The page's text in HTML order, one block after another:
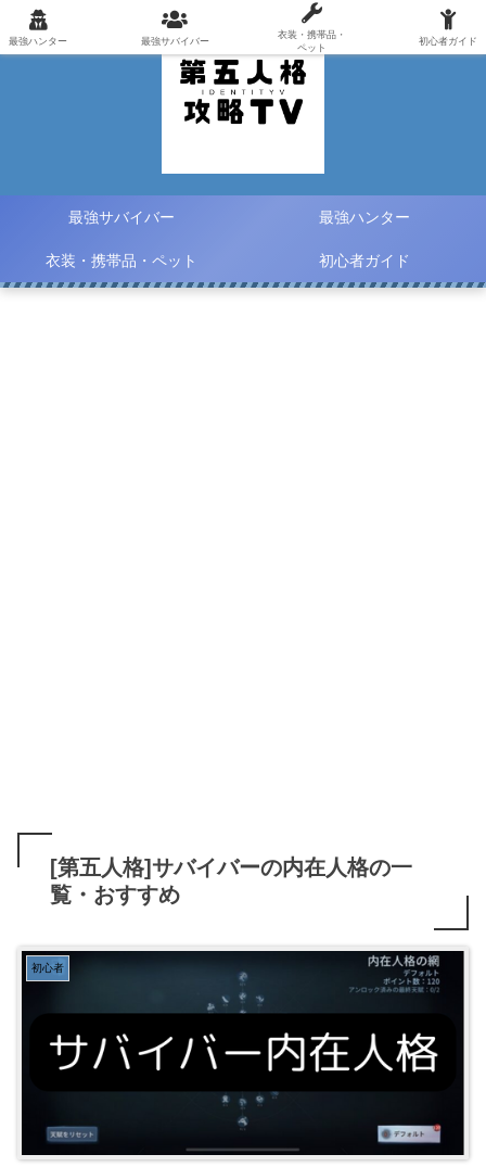
最強サバイバー 最強ハンター
衣装・携帯品・ペット 初心者ガイド
[第五人格]サバイバーの内在人格の一
覧・おすすめ
初心者
最強ハンター 最強サバイバー
衣装・携帯品・
ペット
初心者ガイド